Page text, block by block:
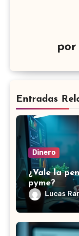
por
Entradas
Dinero
¿Vale la
pyme?
Lucas